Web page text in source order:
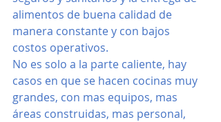
alimentos de buena calidad de
manera constante y con bajos
costos operativos.
No es solo a la parte caliente, hay
casos en que se hacen cocinas muy
grandes, con mas equipos, mas
áreas construidas, mas personal,